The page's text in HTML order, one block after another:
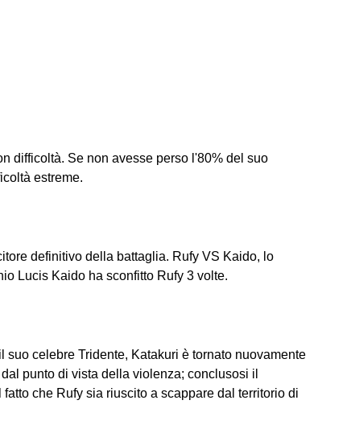
difficoltà. Se non avesse perso l'80% del suo
estreme.
definitivo della battaglia. Rufy VS Kaido, lo
Lucis Kaido ha sconfitto Rufy 3 volte.
celebre Tridente, Katakuri è tornato nuovamente
punto di vista della violenza; conclusosi il
che Rufy sia riuscito a scappare dal territorio di